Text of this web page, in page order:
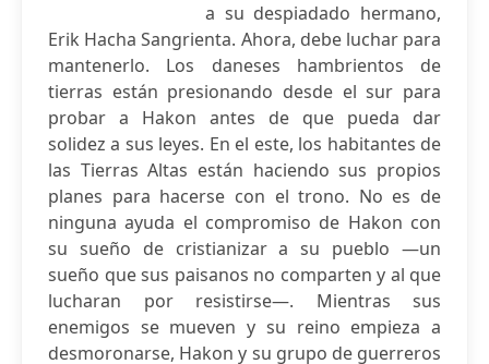
a su despiadado hermano,
Erik Hacha Sangrienta. Ahora, debe luchar para
mantenerlo. Los daneses hambrientos de
tierras están presionando desde el sur para
probar a Hakon antes de que pueda dar
solidez a sus leyes. En el este, los habitantes de
las Tierras Altas están haciendo sus propios
planes para hacerse con el trono. No es de
ninguna ayuda el compromiso de Hakon con
su sueño de cristianizar a su pueblo —un
sueño que sus paisanos no comparten y al que
lucharan por resistirse—. Mientras sus
enemigos se mueven y su reino empieza a
desmoronarse, Hakon y su grupo de guerreros